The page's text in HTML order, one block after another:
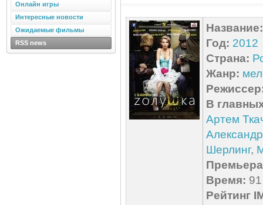
Название:
Год: 2012
Страна:
Жанр:
В
Артем
Шерлинг,
Время:
Рейтинг
Онлайн игры
Интересные новости
Ожидаемые фильмы
RSS news